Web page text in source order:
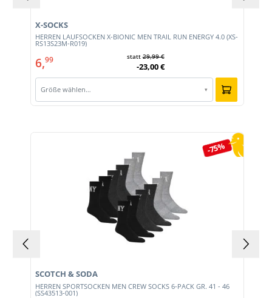
HERREN LAUFSOCKEN X-BIONIC MEN TRAIL RUN ENERGY 4.0 (XS-
RS13S23M-R019)
X-SOCKS
6,99 statt29,99 €
-23,00 €
Größe wählen… ▾
-75%
HERREN SPORTSOCKEN MEN CREW SOCKS 6-PACK GR. 41 - 46
(SS43513-001)
SCOTCH & SODA